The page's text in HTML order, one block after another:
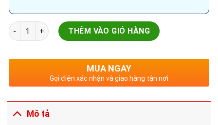
UniFi AP AC HD số lượngTHÊM VÀO GIỎ HÀNG
MUA NGAY
Gọi điện xác nhận và giao hàng tận nơi
Mô tả